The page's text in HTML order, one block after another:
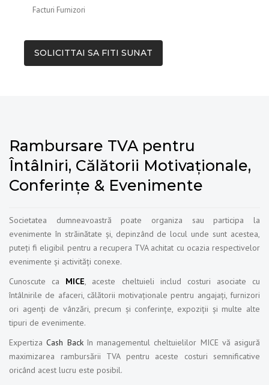
Facturi Furnizori
SOLICITTAI SA FITI SUNAT
Rambursare TVA pentru
Întâlniri, Călătorii Motivaționale,
Conferințe & Evenimente
Societatea dumneavoastră poate organiza sau participa la
evenimente în străinătate și, depinzând de locul unde sunt acestea,
puteți fi eligibil pentru a recupera TVA achitat cu ocazia respectivelor
evenimente și activități conexe.
Cunoscute ca MICE, aceste cheltuieli includ costuri asociate cu
întâlnirile de afaceri, călătorii motivaționale pentru angajați, furnizori
ori agenți de vânzări, precum și conferințe, expoziții și multe alte
tipuri de evenimente.
ExpertizaCash Backîn managementul cheltuielilor MICE vă asigură
maximizarea rambursării TVA pentru aceste costuri semnificative
oricând acest lucru este posibil.